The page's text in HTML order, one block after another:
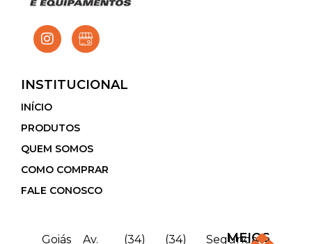
INSTITUCIONAL
INÍCIO
PRODUTOS
QUEM SOMOS
COMO COMPRAR
FALE CONOSCO
Goiás Av. (34) (34) Segunda
MEIOS